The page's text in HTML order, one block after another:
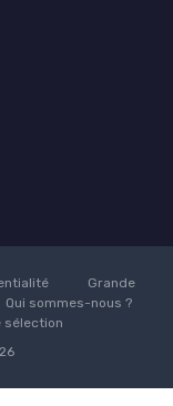
Grande
Qui sommes-nous ?
sélection